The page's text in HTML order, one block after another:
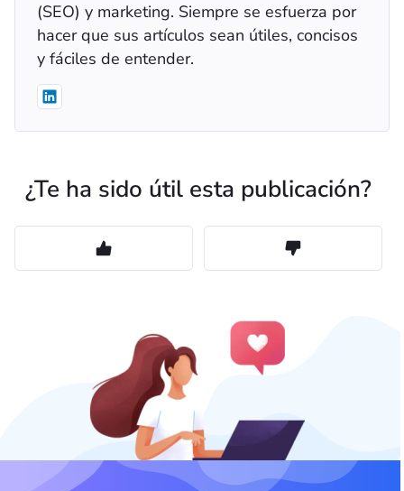
(SEO) y marketing. Siempre se esfuerza por
hacer que sus artículos sean útiles, concisos
y fáciles de entender.
¿Te ha sido útil esta publicación?